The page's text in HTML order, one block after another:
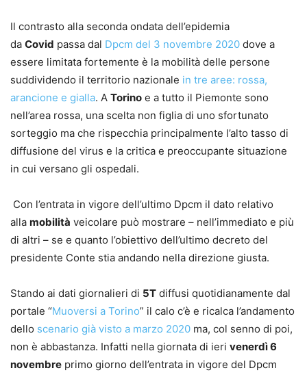
Il contrasto alla seconda ondata dell’epidemia
da Covid passa dal Dpcm del 3 novembre 2020 dove a
essere limitata fortemente è la mobilità delle persone
suddividendo il territorio nazionale in tre aree: rossa,
arancione e gialla. A Torino e a tutto il Piemonte sono
nell’area rossa, una scelta non figlia di uno sfortunato
sorteggio ma che rispecchia principalmente l’alto tasso di
diffusione del virus e la critica e preoccupante situazione
in cui versano gli ospedali.
Con l’entrata in vigore dell’ultimo Dpcm il dato relativo
alla mobilità veicolare può mostrare – nell’immediato e più
di altri – se e quanto l’obiettivo dell’ultimo decreto del
presidente Conte stia andando nella direzione giusta.
Stando ai dati giornalieri di 5T diffusi quotidianamente dal
portale “Muoversi a Torino” il calo c’è e ricalca l’andamento
dello scenario già visto a marzo 2020 ma, col senno di poi,
non è abbastanza. Infatti nella giornata di ieri venerdì 6
novembre primo giorno dell’entrata in vigore del Dpcm